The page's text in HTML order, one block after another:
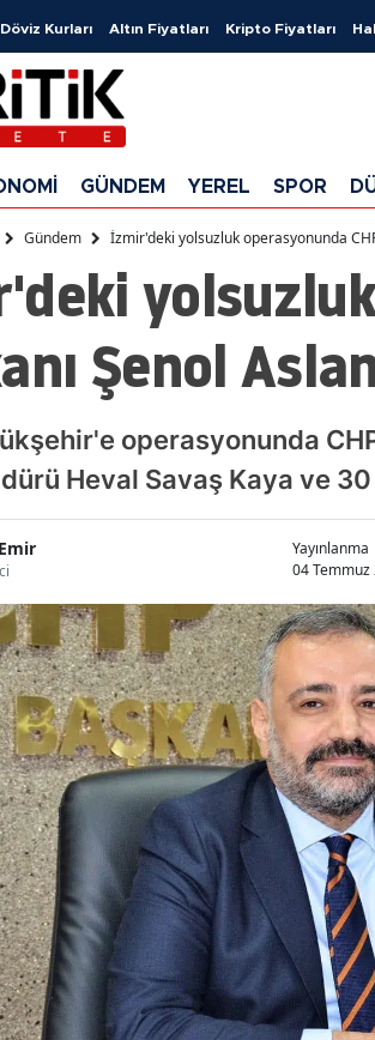
Döviz Kurları Altın Fiyatları Kripto Fiyatları
GÜNDEM YEREL SPOR
Gündem İzmir'deki yolsuzluk operasyonunda
Şenol
operasyonunda
Heval Savaş Kaya ve
Yayınlanma
04 Temmuz